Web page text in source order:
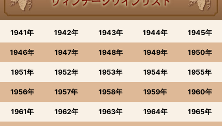
1941年 1942年 1943年 1944年 1945年
1946年 1947年 1948年 1949年 1950年
1951年 1952年 1953年 1954年 1955年
1956年 1957年 1958年 1959年 1960年
1961年 1962年 1963年 1964年 1965年